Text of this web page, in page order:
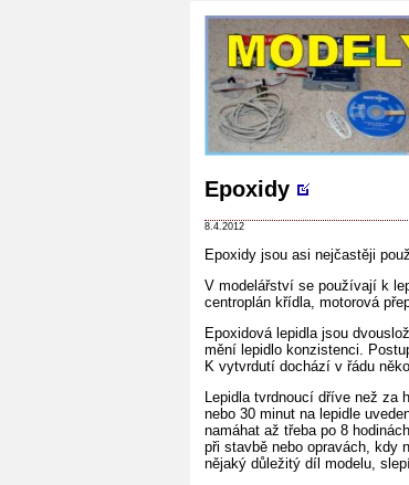
Epoxidy
8.4.2012
Epoxidy jsou asi nejčastěji
V modelářství se používají k
centroplán křídla, motorová
Epoxidová lepidla jsou
mění lepidlo konzistenci.
K vytvrdutí dochází v řádu
Lepidla tvrdnoucí dříve než za
nebo 30 minut na lepidle
namáhat až třeba po 8
při stavbě nebo opravách, kdy
nějaký důležitý díl modelu,